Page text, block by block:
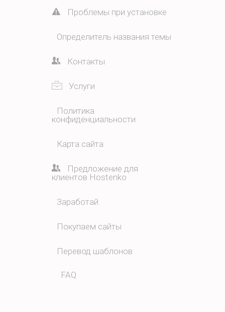
Проблемы при установке
Определитель названия темы
Контакты
Услуги
Политика
конфиденциальности
Карта сайта
Предложение для
клиентов Hostenko
Заработай
Покупаем сайты
Перевод шаблонов
FAQ